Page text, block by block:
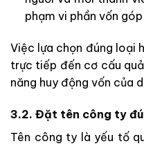
phạm vi phần vốn
Việc lựa chọn đúng loại
trực tiếp đến cơ cấu
năng huy động vốn của
3.2. Đặt tên công ty
Tên công ty là yếu tố